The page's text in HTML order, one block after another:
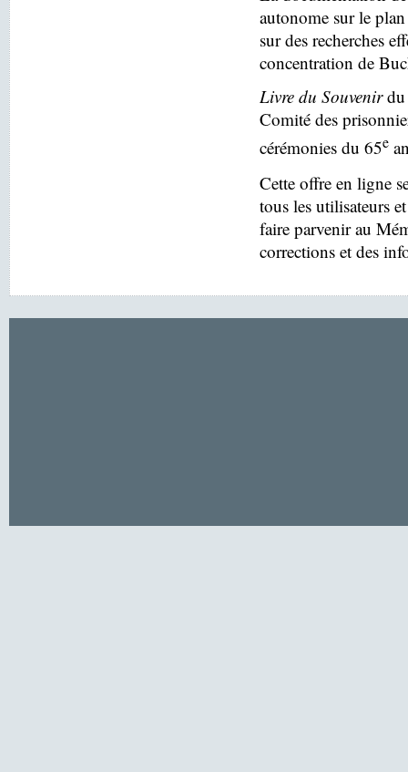
autonome sur le
sur des recherches
concentration de
Livre du Souvenirdu
Comité des
cérémonies du 65e
Cette offre en ligne
tous les utilisateurs
faire parvenir au
corrections et des